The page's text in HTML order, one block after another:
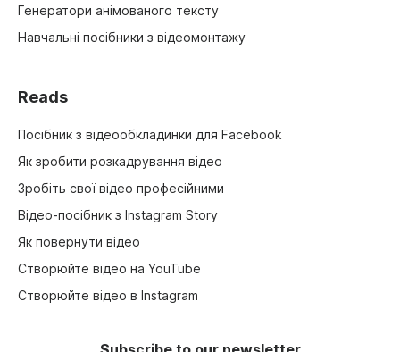
Генератори анімованого тексту
Навчальні посібники з відеомонтажу
Reads
Посібник з відеообкладинки для Facebook
Як зробити розкадрування відео
Зробіть свої відео професійними
Відео-посібник з Instagram Story
Як повернути відео
Створюйте відео на YouTube
Створюйте відео в Instagram